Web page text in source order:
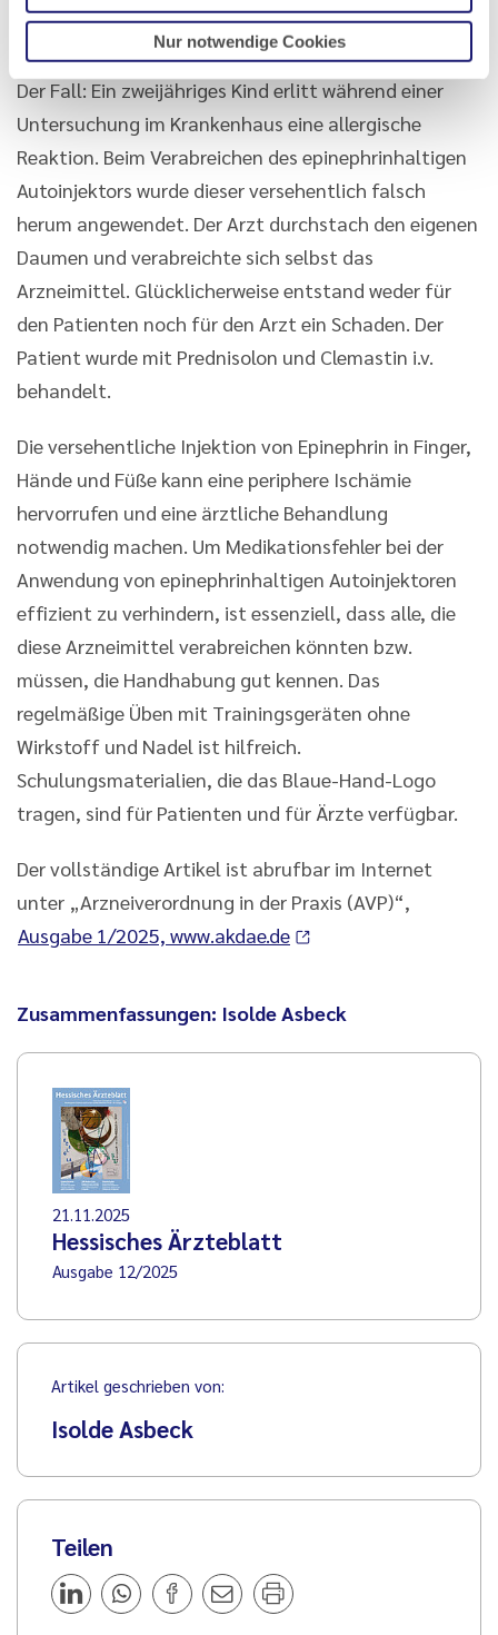
Nur notwendige Cookies
Der Fall: Ein zweijähriges Kind erlitt während einer
Untersuchung im Krankenhaus eine allergische
Reaktion. Beim Verabreichen des epinephrinhaltigen
Autoinjektors wurde dieser versehentlich falsch
herum angewendet. Der Arzt durchstach den eigenen
Daumen und verabreichte sich selbst das
Arzneimittel. Glücklicherweise entstand weder für
den Patienten noch für den Arzt ein Schaden. Der
Patient wurde mit Prednisolon und Clemastin i.v.
behandelt.
Die versehentliche Injektion von Epinephrin in Finger,
Hände und Füße kann eine periphere Ischämie
hervorrufen und eine ärztliche Behandlung
notwendig machen. Um Medikationsfehler bei der
Anwendung von epinephrinhaltigen Autoinjektoren
effizient zu verhindern, ist essenziell, dass alle, die
diese Arzneimittel verabreichen könnten bzw.
müssen, die Handhabung gut kennen. Das
regelmäßige Üben mit Trainingsgeräten ohne
Wirkstoff und Nadel ist hilfreich.
Schulungsmaterialien, die das Blaue-Hand-Logo
tragen, sind für Patienten und für Ärzte verfügbar.
Der vollständige Artikel ist abrufbar im Internet
unter „Arzneiverordnung in der Praxis (AVP)“,
Ausgabe 1/2025, www.akdae.de
Zusammenfassungen: Isolde Asbeck
21.11.2025
Hessisches Ärzteblatt
Ausgabe 12/2025
Artikel geschrieben von:
Isolde Asbeck
Teilen